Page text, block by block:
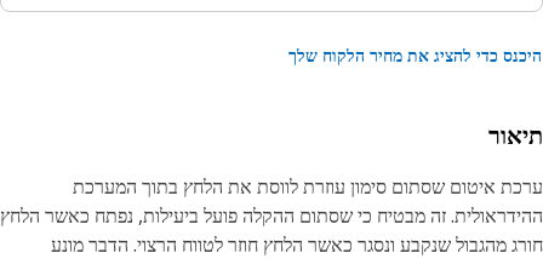
כדי להציג את מחיר הלקוח שלך
איטום שסתום סימון עוזרת לווסת את הלחץ בתוך המערכת
זה מבטיח כי שסתום ההקלה פועל ביעילות, נפתח כאשר הלחץ
מהגבול שנקבע ונסגר כאשר הלחץ חוזר לטווח הרצוי. הדבר מונע